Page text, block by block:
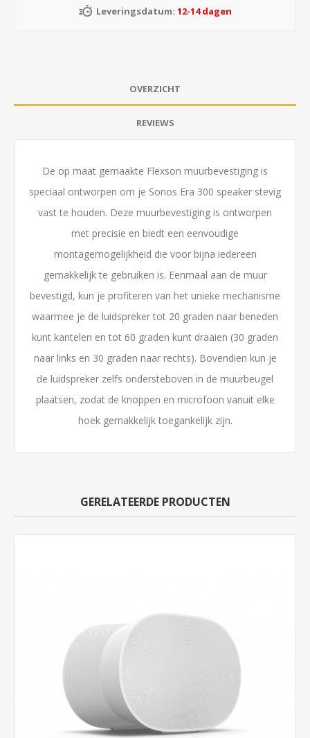
Leveringsdatum: 12-14 dagen
OVERZICHT
REVIEWS
De op maat gemaakte Flexson muurbevestiging is
speciaal ontworpen om je Sonos Era 300 speaker stevig
vast te houden. Deze muurbevestiging is ontworpen
met precisie en biedt een eenvoudige
montagemogelijkheid die voor bijna iedereen
gemakkelijk te gebruiken is. Eenmaal aan de muur
bevestigd, kun je profiteren van het unieke mechanisme
waarmee je de luidspreker tot 20 graden naar beneden
kunt kantelen en tot 60 graden kunt draaien (30 graden
naar links en 30 graden naar rechts). Bovendien kun je
de luidspreker zelfs ondersteboven in de muurbeugel
plaatsen, zodat de knoppen en microfoon vanuit elke
hoek gemakkelijk toegankelijk zijn.
GERELATEERDE PRODUCTEN